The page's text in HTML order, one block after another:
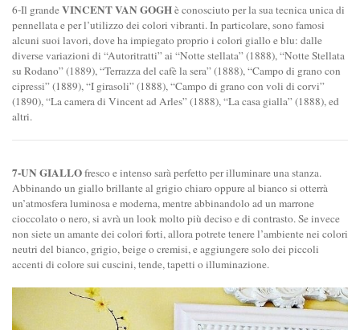
6-Il grandeVINCENT VAN GOGHè conosciuto per la sua tecnica unica di
pennellata e per l’utilizzo dei colori vibranti. In particolare, sono famosi
alcuni suoi lavori, dove ha impiegato proprio i colori giallo e blu: dalle
diverse variazioni di “Autoritratti” ai “Notte stellata” (1888), “Notte Stellata
su Rodano” (1889), “Terrazza del cafè la sera” (1888), “Campo di grano con
cipressi” (1889), “I girasoli” (1888), “Campo di grano con voli di corvi”
(1890), “La camera di Vincent ad Arles” (1888), “La casa gialla” (1888), ed
altri.
7-UN GIALLOfresco e intenso sarà perfetto per illuminare una stanza.
Abbinando un giallo brillante al grigio chiaro oppure al bianco si otterrà
un’atmosfera luminosa e moderna, mentre abbinandolo ad un marrone
cioccolato o nero, si avrà un look molto più deciso e di contrasto. Se invece
non siete un amante dei colori forti, allora potrete tenere l’ambiente nei colori
neutri del bianco, grigio, beige o cremisi, e aggiungere solo dei piccoli
accenti di colore sui cuscini, tende, tapetti o illuminazione.